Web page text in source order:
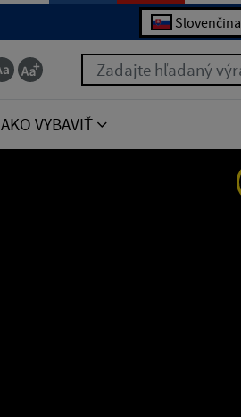
Slovenčina
Zadajte hľadaný výraz
AKO VYBAVIŤ